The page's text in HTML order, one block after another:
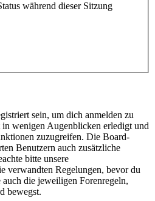
während dieser Sitzung
sein, um dich anmelden zu
wenigen Augenblicken erledigt und
zuzugreifen. Die Board-
Benutzern auch zusätzliche
bitte unsere
verwandten Regelungen, bevor du
die jeweiligen Forenregeln,
bewegst.